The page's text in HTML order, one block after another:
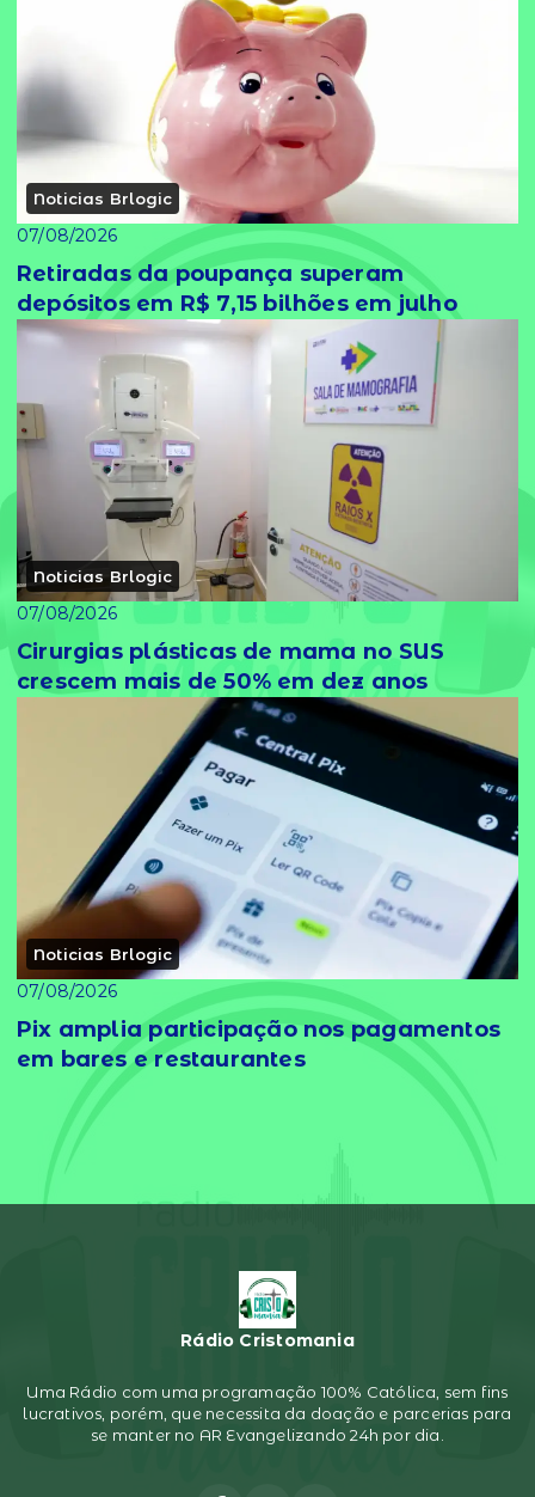
Noticias Brlogic
07/08/2026
Retiradas da poupança superam
depósitos em R$ 7,15 bilhões em julho
Noticias Brlogic
07/08/2026
Cirurgias plásticas de mama no SUS
crescem mais de 50% em dez anos
Noticias Brlogic
07/08/2026
Pix amplia participação nos pagamentos
em bares e restaurantes
Rádio Cristomania
Uma Rádio com uma programação 100% Católica, sem fins
lucrativos, porém, que necessita da doação e parcerias para
se manter no AR Evangelizando 24h por dia.